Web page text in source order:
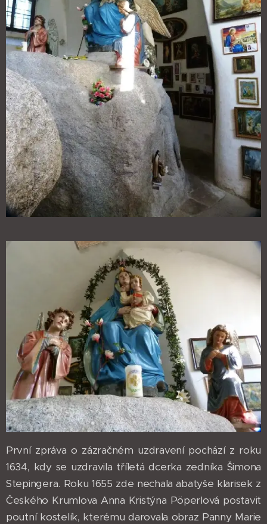
První zpráva o zázračném uzdravení pochází z roku
1634, kdy se uzdravila tříletá dcerka zedníka Šimona
Stepingera. Roku 1655 zde nechala abatyše klarisek z
Českého Krumlova Anna Kristýna Pöperlová postavit
poutní kostelík, kterému darovala obraz Panny Marie